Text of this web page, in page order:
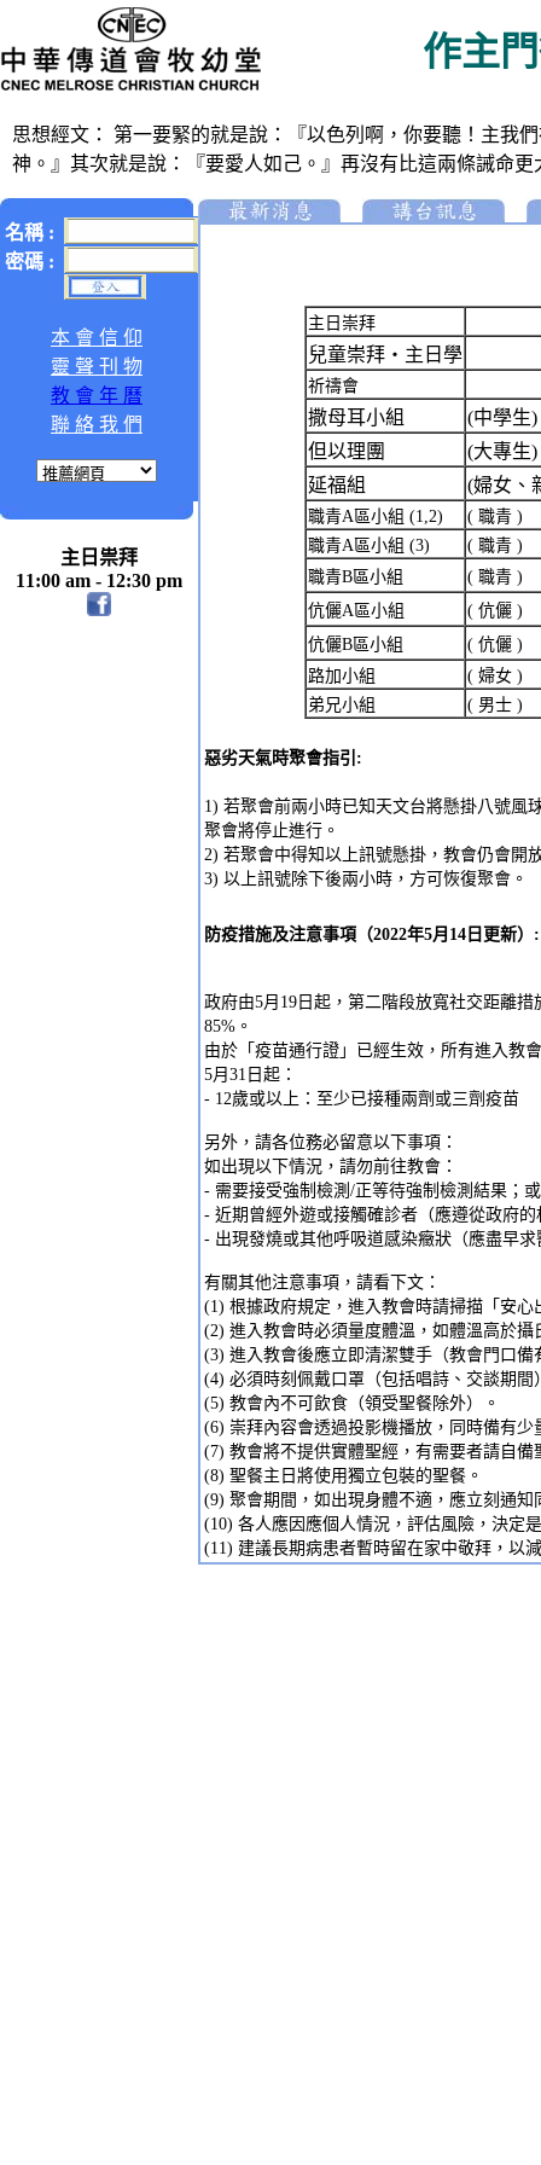
作主
思想經文： 第一要緊的就是說：『以色列啊，你要聽！主我
神。』其次就是說：『要愛人如己。』再沒有比這兩條誡命更
名稱 :
密碼 :
本 會 信 仰
靈 聲 刊 物
教 會 年 曆
聯 絡 我 們
主日祟拜
11:00 am - 12:30 pm
主日崇拜
兒童崇拜‧主日學
祈禱會
撒母耳小組
(中學生)
但以理團
(大專生)
延福組
(婦女、
職青A區小組 (1,2)
( 職青 )
職青A區小組 (3)
( 職青 )
職青B區小組
( 職青 )
伉儷A區小組
( 伉儷 )
伉儷B區小組
( 伉儷 )
路加小組
( 婦女 )
弟兄小組
( 男士 )
惡劣天氣時聚會指引:
1) 若聚會前兩小時已知天文台將懸掛八號風
聚會將停止進行。
2) 若聚會中得知以上訊號懸掛，教會仍會開
3) 以上訊號除下後兩小時，方可恢復聚會。
防疫措施及注意事項（2022年5月14日更新）:
政府由5月19日起，第二階段放寬社交距離
85%。
由於「疫苗通行證」已經生效，所有進入教
5月31日起：
- 12歲或以上：至少已接種兩劑或三劑疫苗
另外，請各位務必留意以下事項：
如出現以下情況，請勿前往教會：
- 需要接受強制檢測/正等待強制檢測結果；或
- 近期曾經外遊或接觸確診者（應遵從政府
- 出現發燒或其他呼吸道感染癥狀（應盡早求
有關其他注意事項，請看下文：
(1) 根據政府規定，進入教會時請掃描「安
(2) 進入教會時必須量度體溫，如體溫高於
(3) 進入教會後應立即清潔雙手（教會門口
(4) 必須時刻佩戴口罩（包括唱詩、交談期間
(5) 教會內不可飲食（領受聖餐除外）。
(6) 崇拜內容會透過投影機播放，同時備有少
(7) 教會將不提供實體聖經，有需要者請自備
(8) 聖餐主日將使用獨立包裝的聖餐。
(9) 聚會期間，如出現身體不適，應立刻通知
(10) 各人應因應個人情況，評估風險，決定
(11) 建議長期病患者暫時留在家中敬拜，以